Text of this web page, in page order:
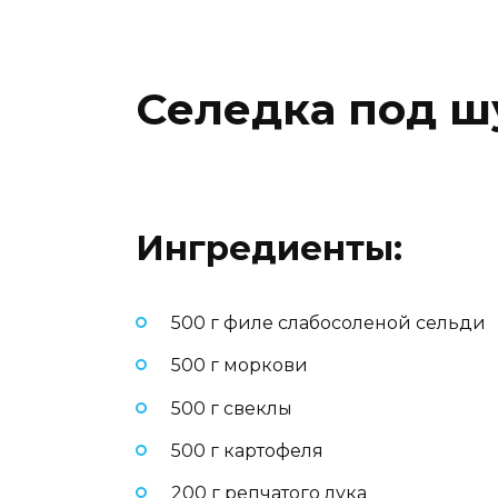
Селедка под
Ингредиенты:
500 г филе слабосоленой сельди
500 г моркови
500 г свеклы
500 г картофеля
200 г репчатого лука